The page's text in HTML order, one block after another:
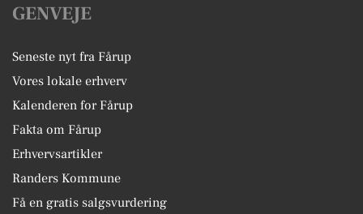
GENVEJE
Seneste nyt fra Fårup
Vores lokale erhverv
Kalenderen for Fårup
Fakta om Fårup
Erhvervsartikler
Randers Kommune
Få en gratis salgsvurdering